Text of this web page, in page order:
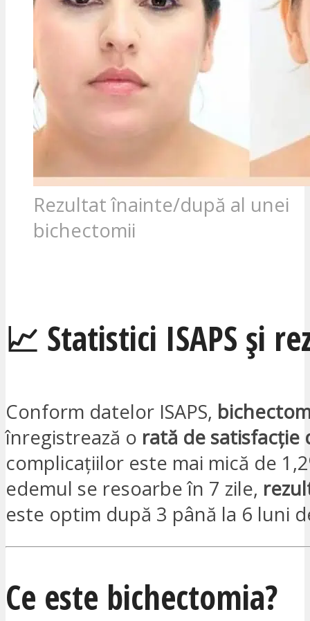
Rezultat înainte/după al unei
bichectomii
📈 Statistici ISAPS și
Conform datelor ISAPS,
înregistrează o rată de satisfacție
complicațiilor este mai mică de
edemul se resoarbe în 7 zile,
este optim după 3 până la 6 luni
Ce este bichectomia?